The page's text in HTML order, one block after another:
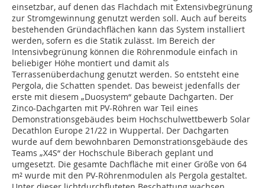
einsetzbar, auf denen das Flachdach mit Extensivbegrünung
zur Stromgewinnung genutzt werden soll. Auch auf bereits
bestehenden Gründachflächen kann das System installiert
werden, sofern es die Statik zulässt. Im Bereich der
Intensivbegrünung können die Röhrenmodule einfach in
beliebiger Höhe montiert und damit als
Terrassenüberdachung genutzt werden. So entsteht eine
Pergola, die Schatten spendet. Das beweist jedenfalls der
erste mit diesem „Duosystem“ gebaute Dachgarten. Der
Zinco-Dachgarten mit PV-Röhren war Teil eines
Demonstrationsgebäudes beim Hochschulwettbewerb Solar
Decathlon Europe 21/22 in Wuppertal. Der Dachgarten
wurde auf dem bewohnbaren Demonstrationsgebäude des
Teams „X4S“ der Hochschule Biberach geplant und
umgesetzt. Die gesamte Dachfläche mit einer Größe von 64
m² wurde mit den PV-Röhrenmo­dulen als Pergola gestaltet.